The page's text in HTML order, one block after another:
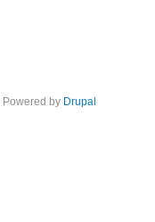
Powered by Drupal